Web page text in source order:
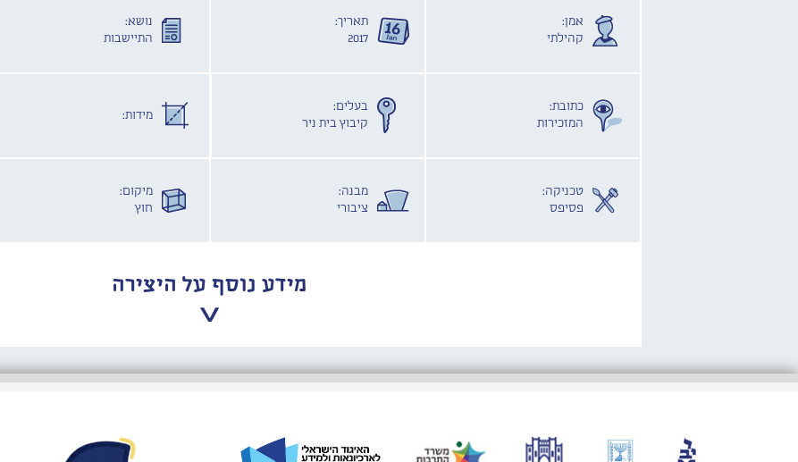
אמן:
קהילתי
תאריך:
2017
נושא:
התיישבות
כתובת:
המזכירות
בעלים:
קיבוץ בית ניר
מידות:
טכניקה:
פסיפס
מבנה:
ציבורי
מיקום:
חוץ
מידע נוסף על היצירה